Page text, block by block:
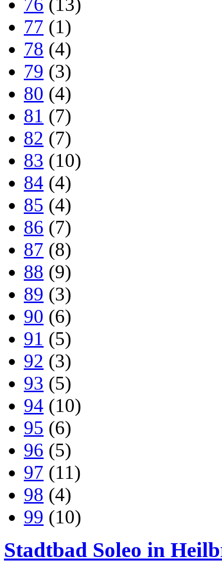
77 (1)
78 (4)
79 (3)
80 (4)
81 (7)
82 (7)
83 (10)
84 (4)
85 (4)
86 (7)
87 (8)
88 (9)
89 (3)
90 (6)
91 (5)
92 (3)
93 (5)
94 (10)
95 (6)
96 (5)
97 (11)
98 (4)
99 (10)
Stadtbad Soleo in